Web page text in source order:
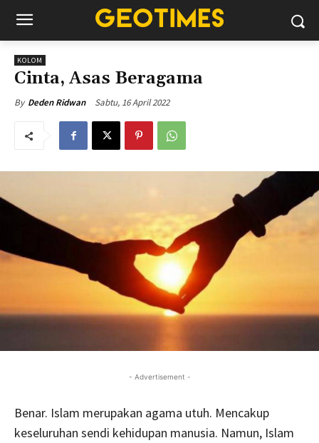
KOLOM
Cinta, Asas Beragama
By Deden Ridwan Sabtu, 16 April 2022
- Advertisement -
Benar. Islam merupakan agama utuh. Mencakup
keseluruhan sendi kehidupan manusia. Namun, Islam